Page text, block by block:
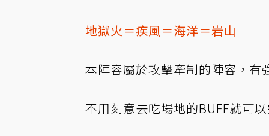
地獄火＝疾風＝海洋＝岩山
本陣容屬於攻擊牽制的陣容，有
不用刻意去吃場地的BUFF就可